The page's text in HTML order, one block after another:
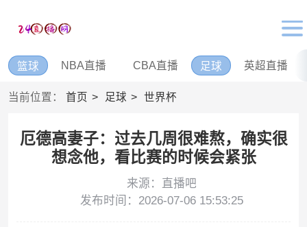
篮球 NBA直播 CBA直播 足球 英超直播
当前位置： 首页 足球 世界杯
厄德高妻子：过去几周很难熬，确实很
想念他，看比赛的时候会紧张
来源：直播吧
发布时间：2026-07-06 15:53:25